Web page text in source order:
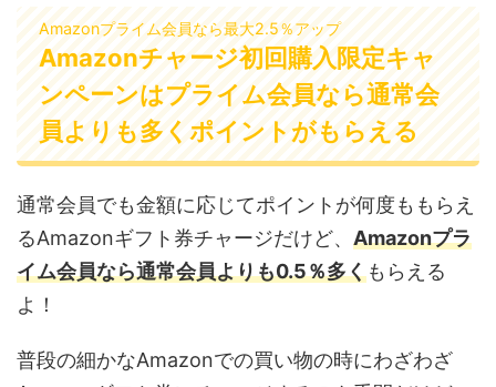
Amazonプライム会員なら最大2.5％アップ
Amazonチャージ初回購入限定キャ
ンペーンはプライム会員なら通常会
員よりも多くポイントがもらえる
通常会員でも金額に応じてポイントが何度ももらえ
るAmazonギフト券チャージだけど、 Amazonプラ
イム会員なら通常会員よりも0.5％多くもらえる
よ！
普段の細かなAmazonでの買い物の時にわざわざ